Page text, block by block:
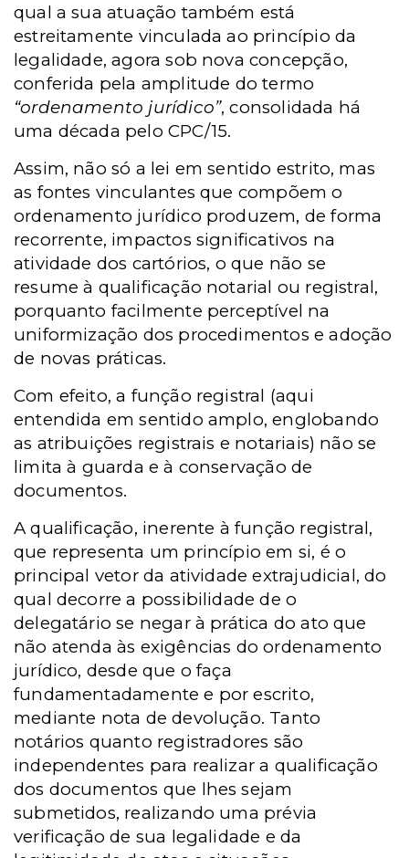
qual a sua atuação também está
estreitamente vinculada ao princípio da
legalidade, agora sob nova concepção,
conferida pela amplitude do termo
“ordenamento jurídico”, consolidada há
uma década pelo CPC/15.
Assim, não só a lei em sentido estrito, mas
as fontes vinculantes que compõem o
ordenamento jurídico produzem, de forma
recorrente, impactos significativos na
atividade dos cartórios, o que não se
resume à qualificação notarial ou registral,
porquanto facilmente perceptível na
uniformização dos procedimentos e adoção
de novas práticas.
Com efeito, a função registral (aqui
entendida em sentido amplo, englobando
as atribuições registrais e notariais) não se
limita à guarda e à conservação de
documentos.
A qualificação, inerente à função registral,
que representa um princípio em si, é o
principal vetor da atividade extrajudicial, do
qual decorre a possibilidade de o
delegatário se negar à prática do ato que
não atenda às exigências do ordenamento
jurídico, desde que o faça
fundamentadamente e por escrito,
mediante nota de devolução. Tanto
notários quanto registradores são
independentes para realizar a qualificação
dos documentos que lhes sejam
submetidos, realizando uma prévia
verificação de sua legalidade e da